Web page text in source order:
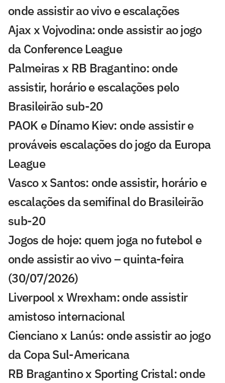
onde assistir ao vivo e escalações
Ajax x Vojvodina: onde assistir ao jogo
da Conference League
Palmeiras x RB Bragantino: onde
assistir, horário e escalações pelo
Brasileirão sub-20
PAOK e Dínamo Kiev: onde assistir e
prováveis escalações do jogo da Europa
League
Vasco x Santos: onde assistir, horário e
escalações da semifinal do Brasileirão
sub-20
Jogos de hoje: quem joga no futebol e
onde assistir ao vivo – quinta-feira
(30/07/2026)
Liverpool x Wrexham: onde assistir
amistoso internacional
Cienciano x Lanús: onde assistir ao jogo
da Copa Sul-Americana
RB Bragantino x Sporting Cristal: onde